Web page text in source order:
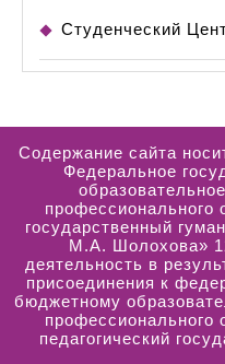
Студенческий
Содержание сайта
Федеральное
профессионального
государственный
М.А. Шолохова»
деятельность в
присоединения к
бюджетному
профессионального
педагогический